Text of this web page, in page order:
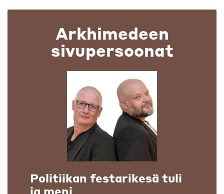
Arkhimedeen
sivupersoonat
Politiikan festarikesä tuli
ja meni